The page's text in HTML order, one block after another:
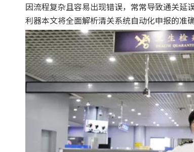
因流程复杂且容易出现错误，常常导致通关延
利器本文将全面解析清关系统自动化申报的准